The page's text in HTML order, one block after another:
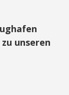
unseren